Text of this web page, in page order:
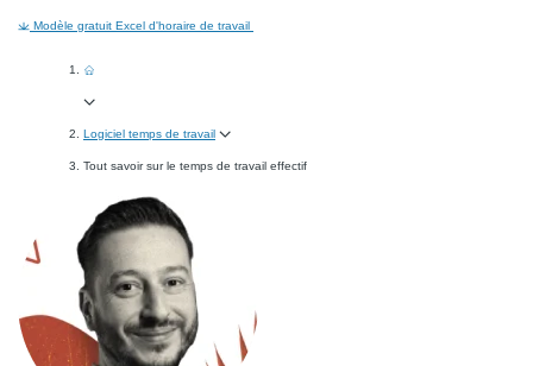
Modèle gratuit Excel d'horaire de travail
Logiciel temps de travail
Tout savoir sur le temps de travail effectif